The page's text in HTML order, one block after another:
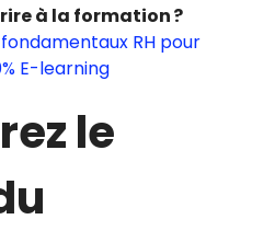
à la formation ?
fondamentaux RH pour
E-learning
le